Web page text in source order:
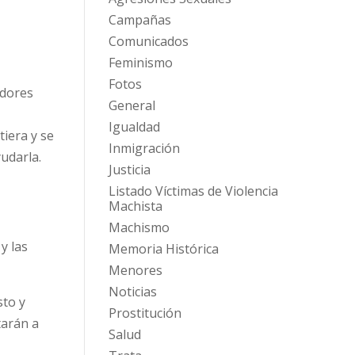
y se
las
y
a
Campañas
Comunicados
Feminismo
Fotos
General
Igualdad
Inmigración
Justicia
Listado Víctimas de Violencia
Machista
Machismo
Memoria Histórica
Menores
Noticias
Prostitución
Salud